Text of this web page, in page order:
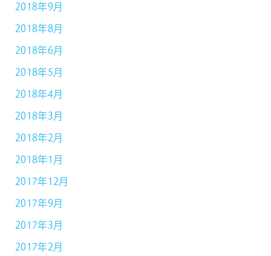
2018年9月
2018年8月
2018年6月
2018年5月
2018年4月
2018年3月
2018年2月
2018年1月
2017年12月
2017年9月
2017年3月
2017年2月